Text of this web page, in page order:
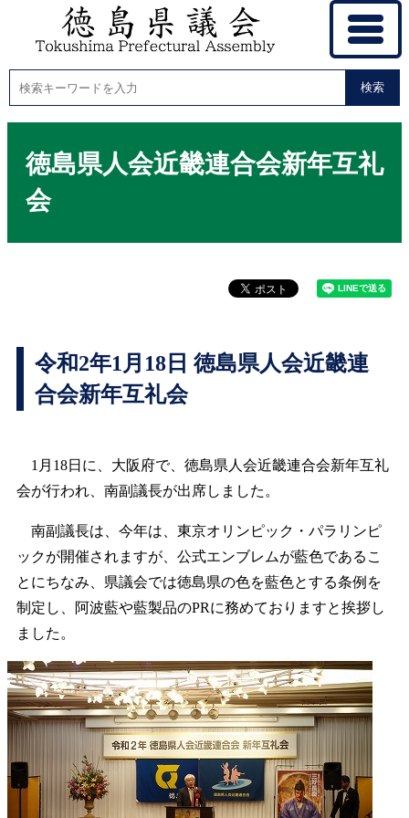
検索
徳島県人会近畿連合会新年互礼
会
令和2年1月18日 徳島県人会近畿連
合会新年互礼会
1月18日に、大阪府で、徳島県人会近畿連合会新年互礼
会が行われ、南副議長が出席しました。
南副議長は、今年は、東京オリンピック・パラリンピ
ックが開催されますが、公式エンブレムが藍色であるこ
とにちなみ、県議会では徳島県の色を藍色とする条例を
制定し、阿波藍や藍製品のPRに務めておりますと挨拶し
ました。